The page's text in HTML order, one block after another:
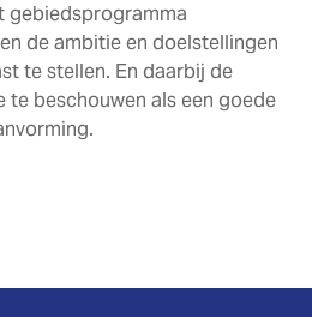
gebiedsprogramma
de ambitie en doelstellingen
te stellen. En daarbij de
te beschouwen als een goede